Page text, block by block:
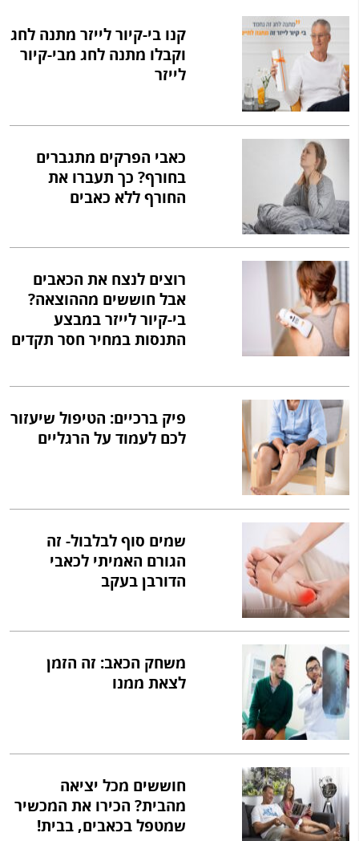
קנו בי-קיור לייזר מתנה לחג
וקבלו מתנה לחג מבי-קיור
לייזר
כאבי הפרקים מתגברים
בחורף? כך תעברו את
החורף ללא כאבים
רוצים לנצח את הכאבים
אבל חוששים מההוצאה?
בי-קיור לייזר במבצע
התנסות במחיר חסר תקדים
פיק ברכיים: הטיפול שיעזור
לכם לעמוד על הרגליים
שמים סוף לבלבול- זה
הגורם האמיתי לכאבי
הדורבן בעקב
משחק הכאב: זה הזמן
לצאת ממנו
חוששים מכל יציאה
מהבית? הכירו את המכשיר
שמטפל בכאבים, בבית!